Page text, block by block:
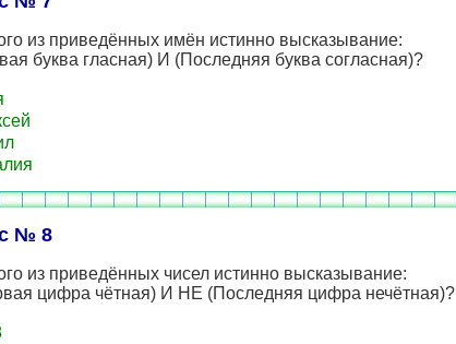
из приведённых имён истинно высказывание:
буква гласная) И (Последняя буква согласная)?
№ 8
из приведённых чисел истинно высказывание:
цифра чётная) И НЕ (Последняя цифра нечётная)?